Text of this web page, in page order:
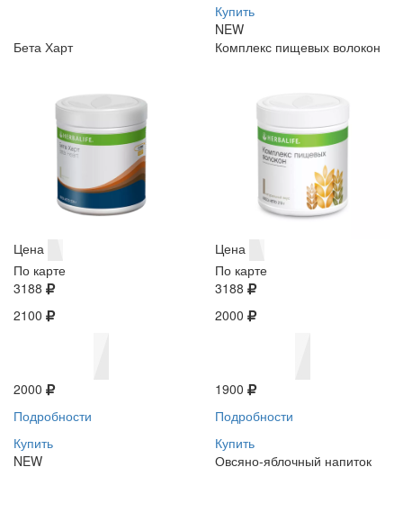
Купить
NEW
Бета Харт
Цена
По карте
3188
2100
2000
Подробности
Купить
NEW
Комплекс пищевых волокон
Цена
По карте
3188
2000
1900
Подробности
Купить
Овсяно-яблочный напиток